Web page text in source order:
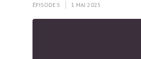
ÉPISODE 5 1 MAI 2025